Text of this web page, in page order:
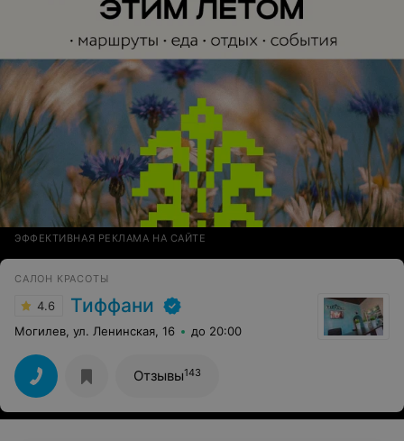
ЭФФЕКТИВНАЯ РЕКЛАМА НА САЙТЕ
САЛОН КРАСОТЫ
4.6 Тиффани
Могилев, ул. Ленинская, 16 до 20:00
Отзывы143